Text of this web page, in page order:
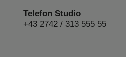
Telefon Studio
+43 2742 / 313 555 55